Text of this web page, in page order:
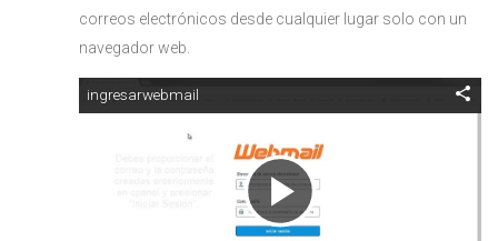
correos electrónicos desde cualquier lugar solo con un
navegador web.
ingresarwebmail
Reproducir